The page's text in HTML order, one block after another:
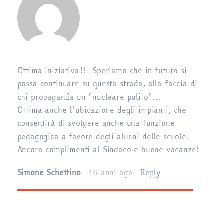
Ottima iniziativa!!! Speriamo che in futuro si
possa continuare su questa strada, alla faccia di
chi propaganda un "nucleare pulito"…
Ottima anche l'ubicazione degli impianti, che
consentirà di svolgere anche una funzione
pedagogica a favore degli alunni delle scuole.
Ancora complimenti al Sindaco e buone vacanze!
Simone Schettino
16 anni ago Reply